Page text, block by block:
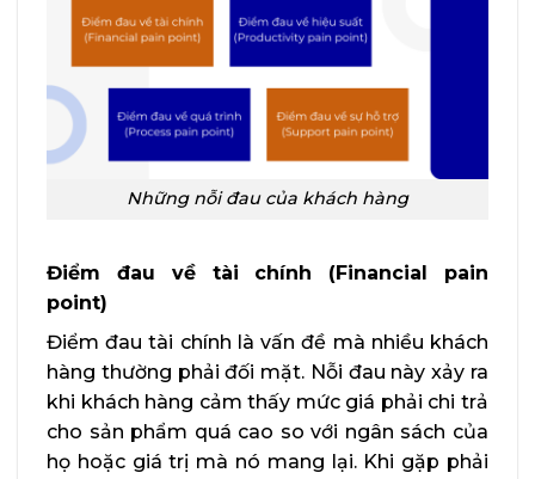
Những nỗi đau của khách hàng
Điểm đau về tài chính (Financial pain
point)
Điểm đau tài chính là vấn đề mà nhiều khách
hàng thường phải đối mặt. Nỗi đau này xảy ra
khi khách hàng cảm thấy mức giá phải chi trả
cho sản phẩm quá cao so với ngân sách của
họ hoặc giá trị mà nó mang lại. Khi gặp phải